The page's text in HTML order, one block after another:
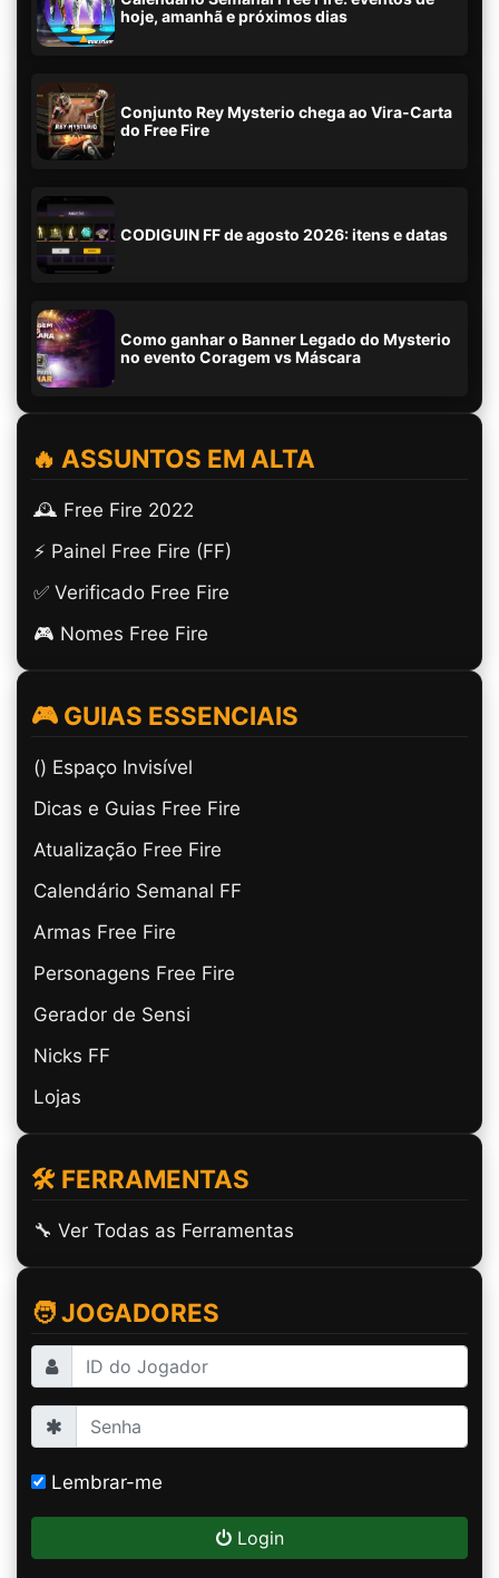
hoje, amanhã e próximos dias
Conjunto Rey Mysterio chega ao Vira-Carta
do Free Fire
CODIGUIN FF de agosto 2026: itens e datas
Como ganhar o Banner Legado do Mysterio
no evento Coragem vs Máscara
🔥 ASSUNTOS EM ALTA
🕰️ Free Fire 2022
⚡ Painel Free Fire (FF)
✅ Verificado Free Fire
🎮 Nomes Free Fire
🎮 GUIAS ESSENCIAIS
(ㅤ) Espaço Invisível
Dicas e Guias Free Fire
Atualização Free Fire
Calendário Semanal FF
Armas Free Fire
Personagens Free Fire
Gerador de Sensi
Nicks FF
Lojas
🛠️ FERRAMENTAS
🔧 Ver Todas as Ferramentas
🧑 JOGADORES
Lembrar-me
Login